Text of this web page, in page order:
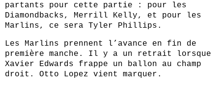
partants pour cette partie : pour les
Diamondbacks, Merrill Kelly, et pour les
Marlins, ce sera Tyler Phillips.
Les Marlins prennent l’avance en fin de
première manche. Il y a un retrait lorsque
Xavier Edwards frappe un ballon au champ
droit. Otto Lopez vient marquer.